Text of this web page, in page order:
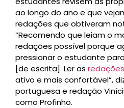
ao longo do ano e que
redações que obtiveram
“Recomendo que leiam o
redações possível porque
pressionar o estudante
[de escrita]. Ler as
ativo e mais confortável”,
portuguesa e redação
como Profinho.